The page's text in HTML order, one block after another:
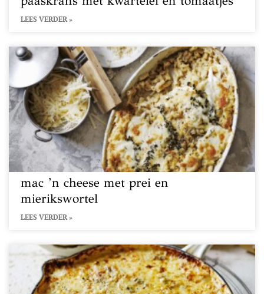
LEES VERDER »
mac ’n cheese met prei en
mierikswortel
LEES VERDER »